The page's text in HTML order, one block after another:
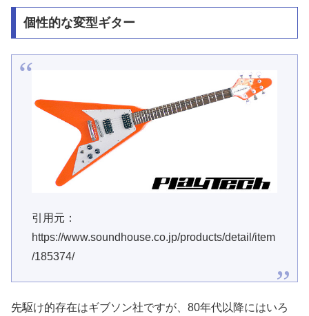
個性的な変型ギター
引用元：
https://www.soundhouse.co.jp/products/detail/item
/185374/
先駆け的存在はギブソン社ですが、80年代以降にはいろ